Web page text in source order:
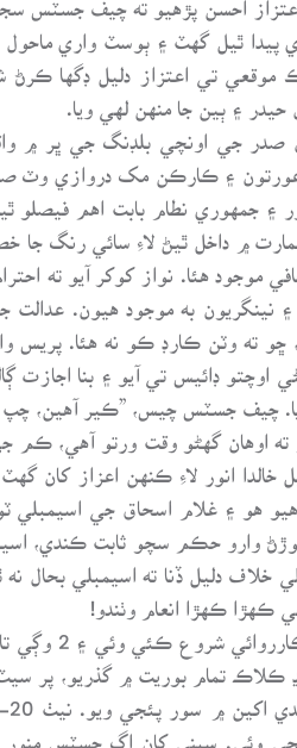
جي هجڻ ڪري پيدا ٿيل گهٽ ۽ ٻوسٽ
هڪ موقعي تي اعتزاز دليل ڊگها
۽ ٻين جا منهن لهي ويا.
صدر جي اونچي بلڊنگ جي ڀر ۾
عورتون ۽ ڪارڪن مک دروازي وٽ
۽ جمهوري نطام بابت اهم فيصلو
۾ داخل ٿيڻ لاءِ سائي رنگ
صحافي موجود هئا. نواز کوکر آيو
ته وٽن ڪارڊ ڪو نه هئا. پريس
اوچتو ڊائيس تي آيو ۽ بنا اجازت
چيف جسٽس چيس، ”ڪير آهين، چپ
گهڻو وقت ورتو آهي، ڪم جي
انور لاءِ ڪنهن اعزاز کان گهٽ
هو ۽ غلام اسحاق جي اسيمبلي
ڪهڙا ڪهڙا انعام وٺندو!
ڪلاڪ تمام بوريت ۾ گذريو، پر
وئي. سڀني کان اڳ جسٽس منور